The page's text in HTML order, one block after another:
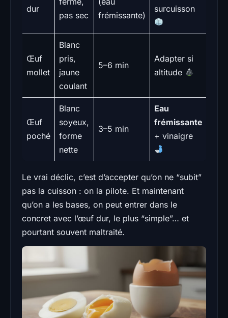
dur
pas sec
frémissante)
surcuisson
Œuf
mollet
Blanc
pris,
jaune
coulant
5–6 min
Adapter si
altitude
Œuf
poché
Blanc
soyeux,
forme
nette
3–5 min
Eau
frémissante
+ vinaigre
Le vrai déclic, c’est d’accepter qu’on ne “subit”
pas la cuisson : on la pilote. Et maintenant
qu’on a les bases, on peut entrer dans le
concret avec l’œuf dur, le plus “simple”… et
pourtant souvent maltraité.